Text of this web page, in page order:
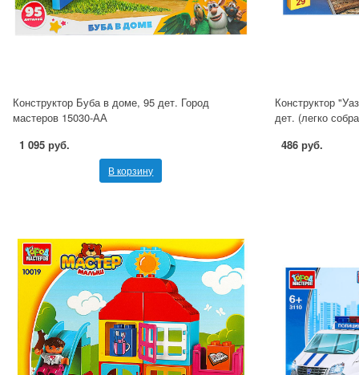
Конструктор Буба в доме, 95 дет. Город
мастеров 15030-АА
1 095 руб.
В корзину
Конструктор
дет. (легко
486 руб.